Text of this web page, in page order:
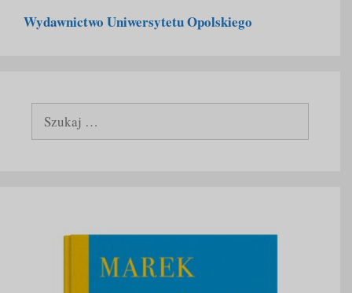
Wydawnictwo Uniwersytetu Opolskiego